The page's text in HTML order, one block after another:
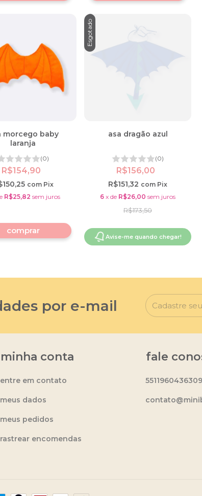
morcego baby
laranja
(0)
R$154,90
com Pix
R$25,82 sem juros
Esgotado
asa dragão azul
(0)
R$156,00
R$173,50
R$151,32 com Pix
6 x de R$26,00 sem juros
Avise-me quando chegar!
por e-mail
minha conta
entre em contato
meus dados
meus pedidos
rastrear encomendas
fale
5511960436309